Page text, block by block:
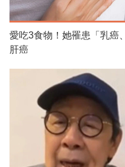
愛吃3食物！她罹患「乳癌
肝癌